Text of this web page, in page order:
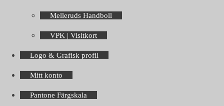
Melleruds Handboll
VPK | Visitkort
Logo & Grafisk profil
Mitt konto
Pantone Färgskala